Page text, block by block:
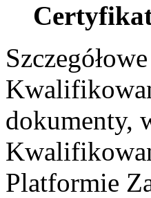
dokumenty,
Platformie